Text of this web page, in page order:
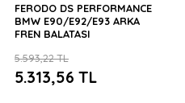
FERODO DS PERFORMANCE
BMW E90/E92/E93 ARKA
FREN BALATASI
5.313,56 TL
5.593,22 TL